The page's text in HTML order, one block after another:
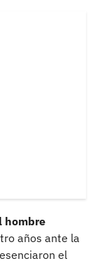
hombre
años ante la
el